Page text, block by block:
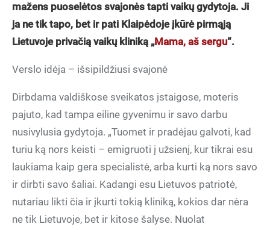
mažens puoselėtos svajonės tapti vaikų gydytoja. Ji
ja ne tik tapo, bet ir pati Klaipėdoje įkūrė pirmąją
Lietuvoje privačią vaikų kliniką „Mama, aš sergu“.
Verslo idėja – išsipildžiusi svajonė
Dirbdama valdiškose sveikatos įstaigose, moteris
pajuto, kad tampa eiline gyvenimu ir savo darbu
nusivylusia gydytoja. „Tuomet ir pradėjau galvoti, kad
turiu ką nors keisti – emigruoti į užsienį, kur tikrai esu
laukiama kaip gera specialistė, arba kurti ką nors savo
ir dirbti savo šaliai. Kadangi esu Lietuvos patriotė,
nutariau likti čia ir įkurti tokią kliniką, kokios dar nėra
ne tik Lietuvoje, bet ir kitose šalyse. Nuolat